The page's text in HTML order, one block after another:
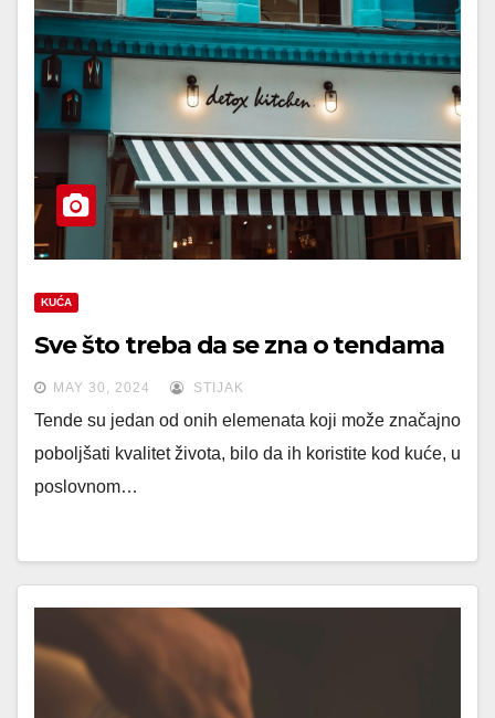
KUĆA
Sve što treba da se zna o tendama
MAY 30, 2024 STIJAK
Tende su jedan od onih elemenata koji može značajno
poboljšati kvalitet života, bilo da ih koristite kod kuće, u
poslovnom…